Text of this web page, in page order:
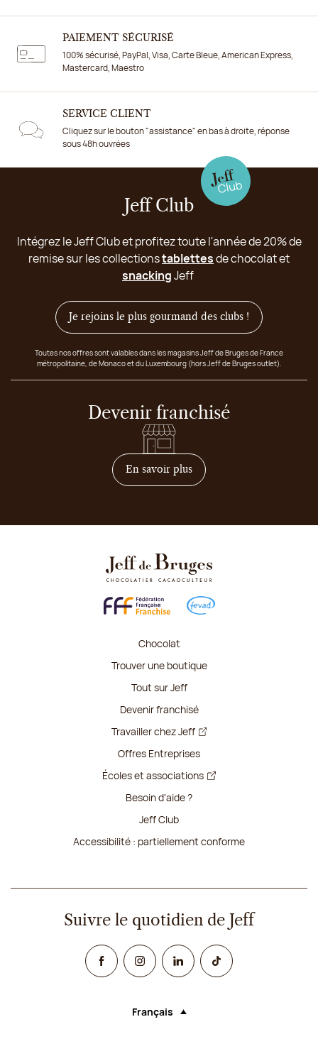
PAIEMENT SÉCURISÉ
100% sécurisé, PayPal, Visa, Carte Bleue, American Express,
Mastercard, Maestro
SERVICE CLIENT
Cliquez sur le bouton "assistance" en bas à droite, réponse
sous 48h ouvrées
Jeff Club
Intégrez le Jeff Club et profitez toute l'année de 20% de
remise sur les collectionstablettesde chocolat et
snackingJeff
Je rejoins le plus gourmand des clubs !
Toutes nos offres sont valables dans les magasins Jeff de Bruges de France
métropolitaine, de Monaco et du Luxembourg (hors Jeff de Bruges outlet).
Devenir franchisé
En savoir plussur comment devenir
Chocolat
Trouver une boutique
Tout sur Jeff
Devenir franchisé
Travailler chez Jeff
Offres Entreprises
Écoles et associations
Besoin d'aide ?
Jeff Club
Accessibilité : partiellement conforme
Suivre le quotidien de Jeff
FacebookInstagramLinked InTikTok
Langue (sélectionner une option
Français